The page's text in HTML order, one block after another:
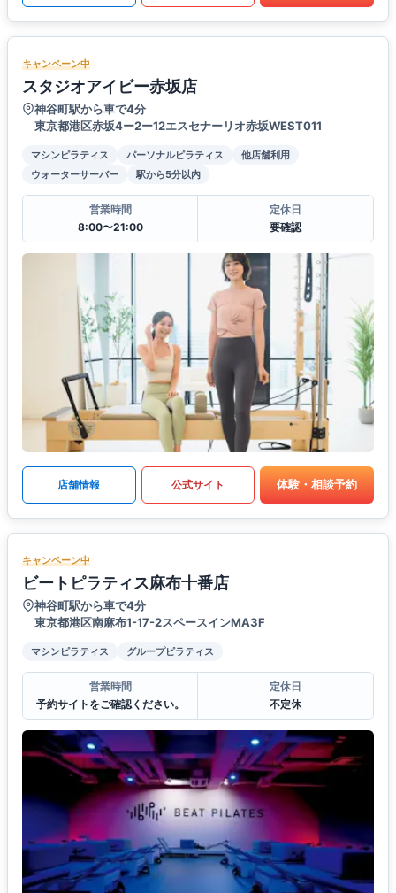
キャンペーン中
スタジオアイビー赤坂店
神谷町駅から車で4分
東京都港区赤坂4ー2ー12エスセナーリオ赤坂WEST011
マシンピラティス パーソナルピラティス
他店舗利用
ウォーターサーバー
駅から5分以内
営業時間
8:00〜21:00
定休日
要確認
店舗情報 公式サイト 体験・相談予約
キャンペーン中
ビートピラティス麻布十番店
神谷町駅から車で4分
東京都港区南麻布1-17-2スペースインMA3F
マシンピラティス グループピラティス
営業時間
予約サイトをご確認ください。
定休日
不定休